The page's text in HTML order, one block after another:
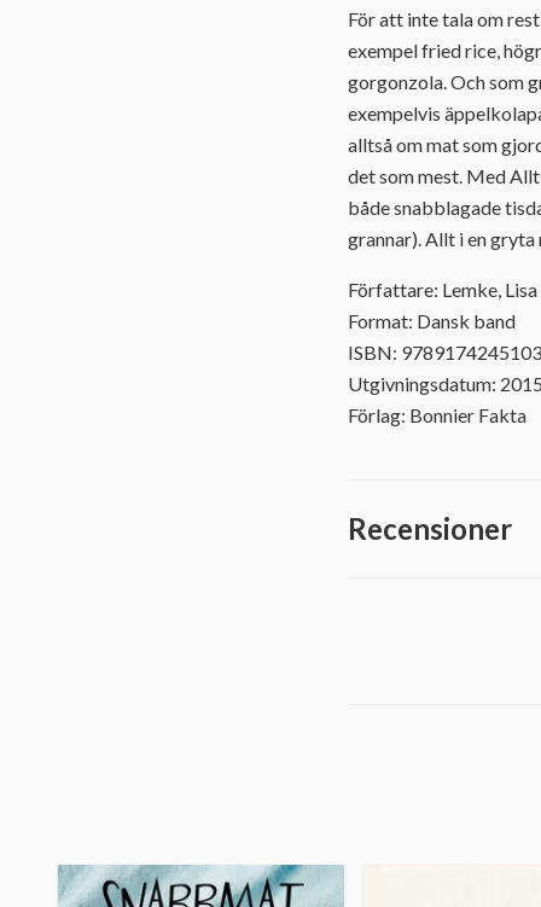
För att inte tala om
exempel fried rice,
gorgonzola. Och som
exempelvis
alltså om mat som
det som mest. Med
både snabblagade
grannar). Allt i en
Författare: Lemke, Lisa
Format: Dansk band
ISBN: 9789174245103
Utgivningsdatum:
Förlag: Bonnier Fakta
Recensioner